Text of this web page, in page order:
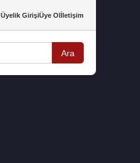
Üyelik GirişiÜye Olİletişim
Ara